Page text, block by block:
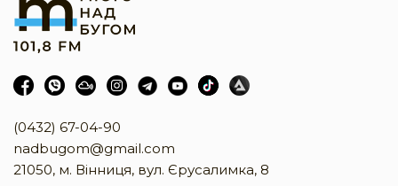
(0432) 67-04-90
nadbugom@gmail.com
21050, м. Вінниця, вул. Єрусалимка, 8